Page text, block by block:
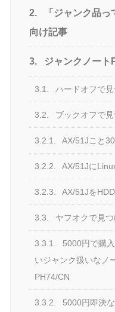
2.
「ジャンク品
向け記事
3. ジャンクノート
3.1. ハードオフで
3.2. ブックオフで
3.2.1. AX/51Jこと
3.2.2. AX/51Jに
3.2.3. AX/51Jを
3.3. ヤフオクで見
3.3.1.
5000円で購
いジャンク扱いなノ
PH74/CN
3.3.2.
5000円即決